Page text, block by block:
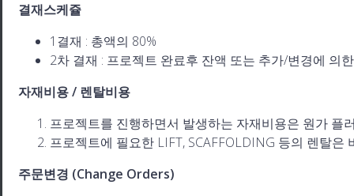
결재스케쥴
1결재 : 총액의 80%
2차 결재 : 프로젝트 완료후 잔액 또는 추가/변경에 의
자재비용 / 렌탈비용
프로젝트를 진행하면서 발생하는 자재비용은 원가 플
프로젝트에 필요한 LIFT, SCAFFOLDING 등의 렌탈은
주문변경 (Change Orders)